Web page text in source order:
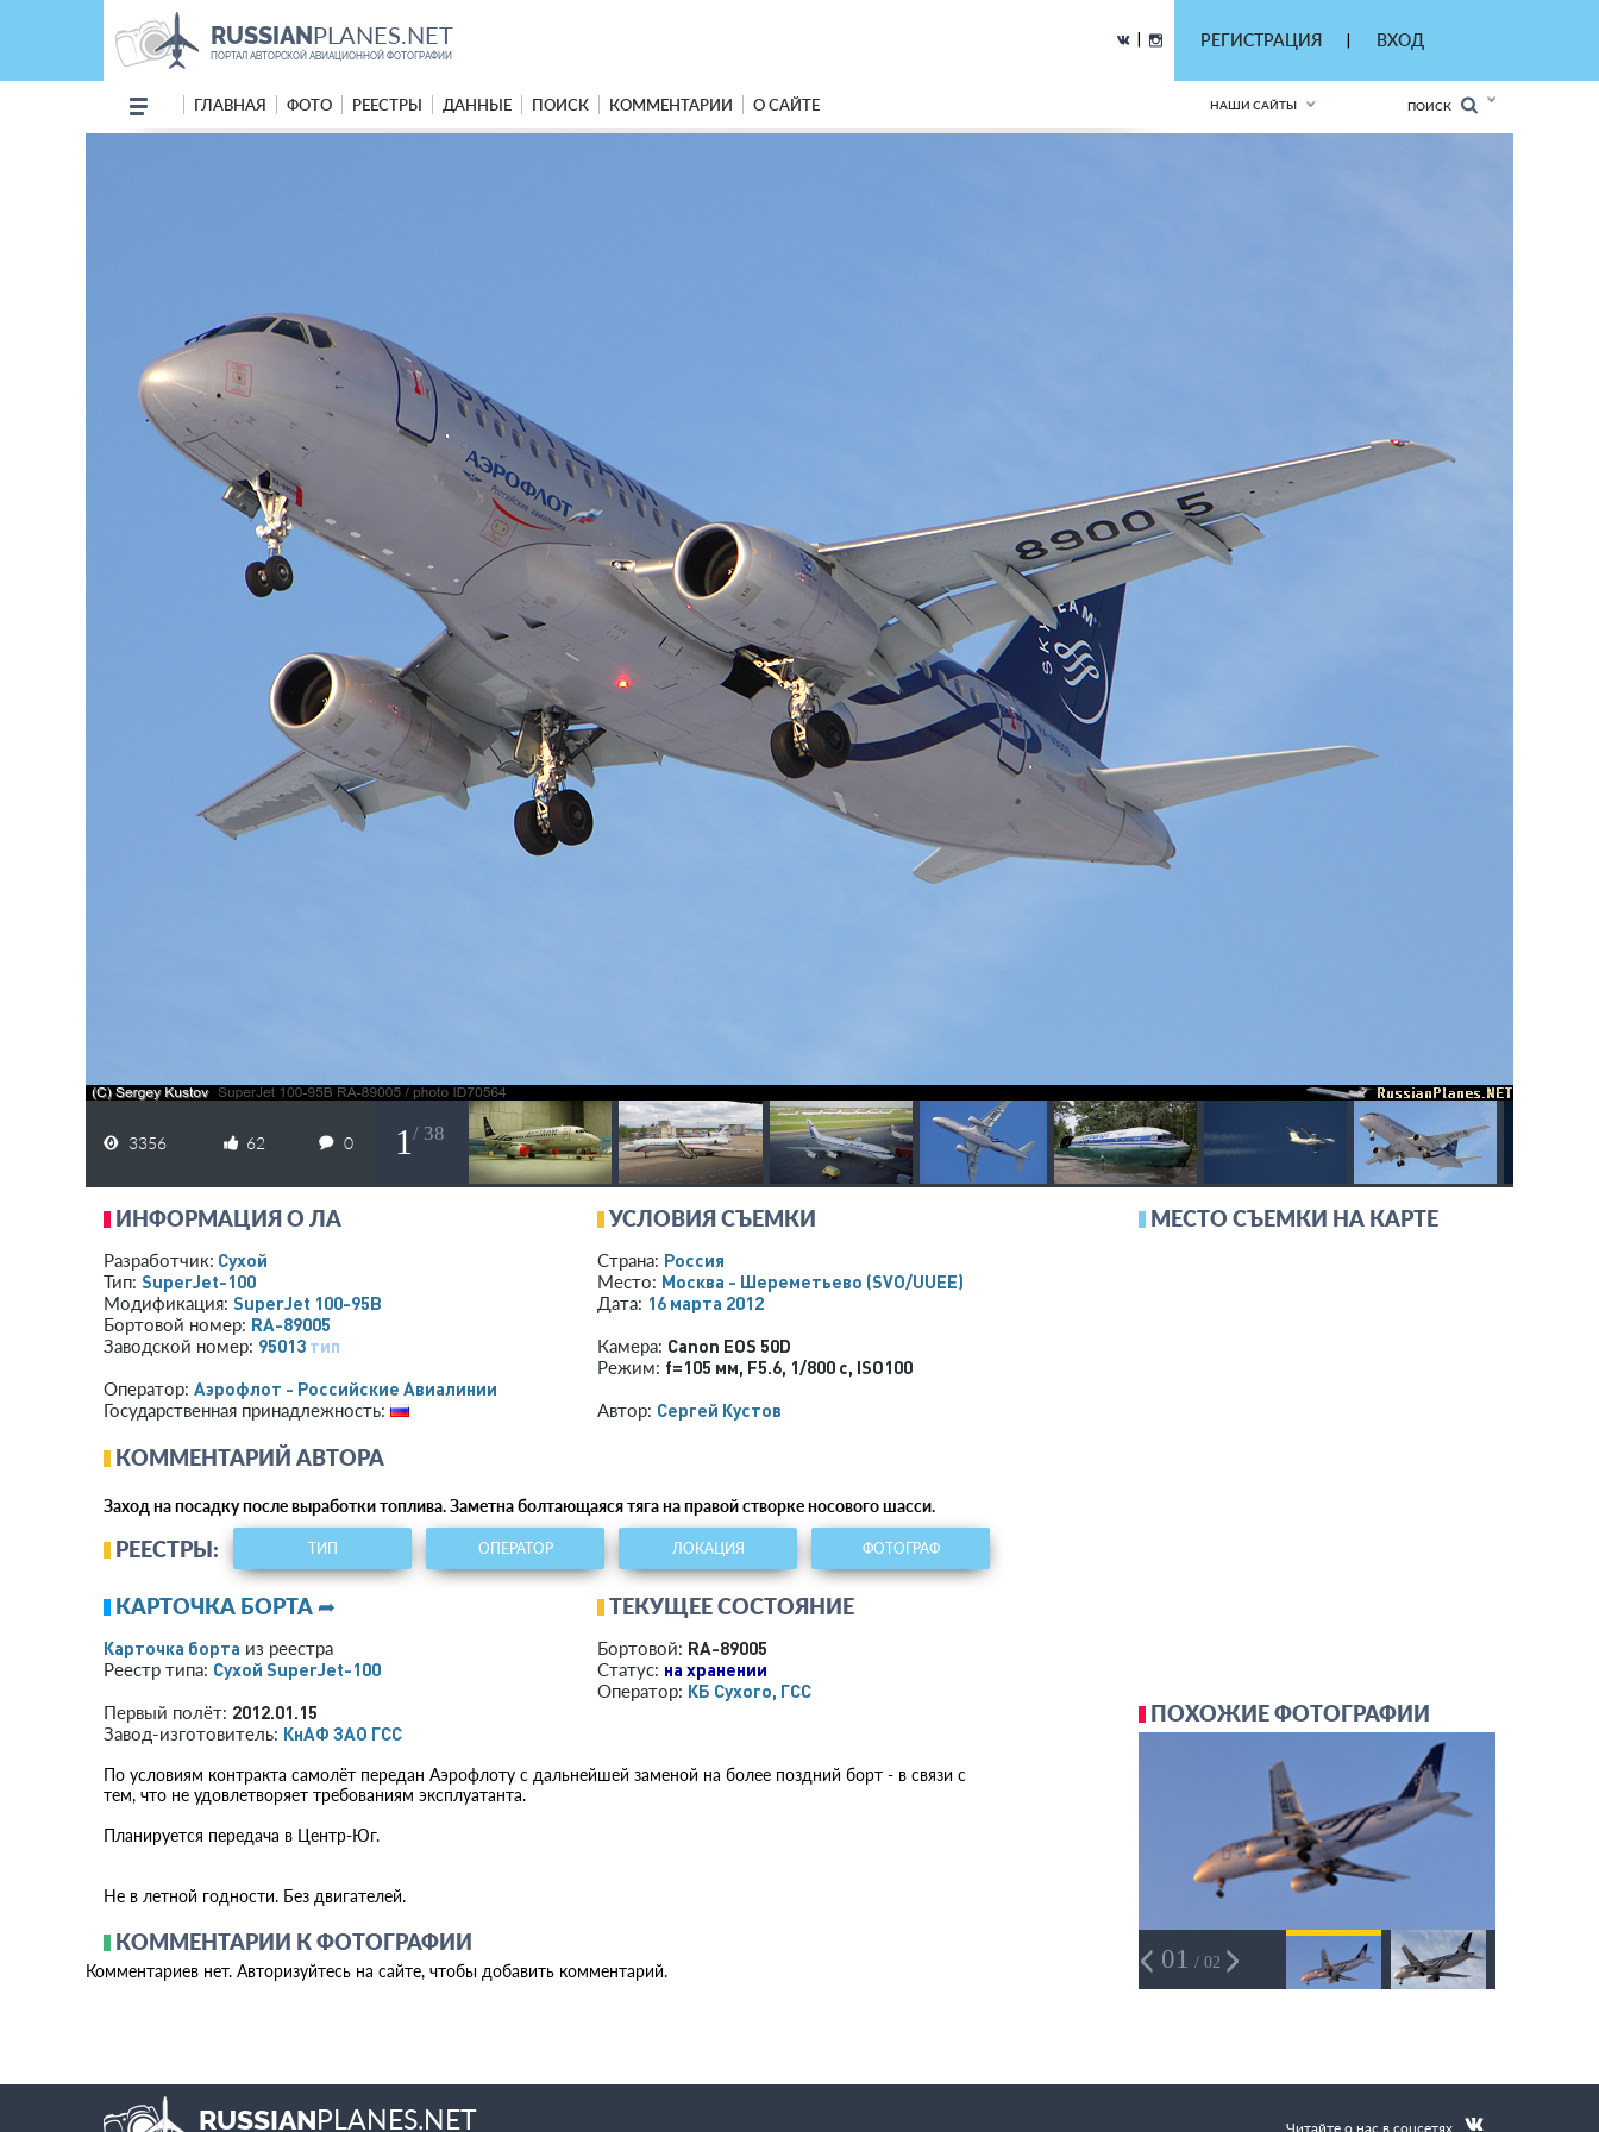
RUSSIANPLANES.NET
ПОРТАЛ АВТОРСКОЙ АВИАЦИОННОЙ ФОТОГРАФИИ
РЕГИСТРАЦИЯ ВХОД
ГЛАВНАЯ ФОТО РЕЕСТРЫ ДАННЫЕ ПОИСК КОММЕНТАРИИ О САЙТЕ НАШИ САЙТЫ ПОИСК
3356 62 0 1 / 38
ИНФОРМАЦИЯ О ЛА
Разработчик: Сухой
Тип: SuperJet-100
Модификация: SuperJet 100-95B
Бортовой номер: RA-89005
Заводской номер: 95013 тип
Оператор: Аэрофлот - Российские Авиалинии
Государственная принадлежность:
УСЛОВИЯ СЪЕМКИ
Страна: Россия
Место: Москва - Шереметьево (SVO/UUEE)
Дата: 16 марта 2012
Камера: Canon EOS 50D
Режим: f=105 мм, F5.6, 1/800 с, ISO100
Автор: Сергей Кустов
КОММЕНТАРИЙ АВТОРА
Заход на посадку после выработки топлива. Заметна болтающаяся тяга на правой створке носового шасси.
РЕЕСТРЫ: ТИП ОПЕРАТОР ЛОКАЦИЯ ФОТОГРАФ
КАРТОЧКА БОРТА ➦
Карточка борта из реестра
Реестр типа: Сухой SuperJet-100
Первый полёт: 2012.01.15
Завод-изготовитель: КнАФ ЗАО ГСС
ТЕКУЩЕЕ СОСТОЯНИЕ
Бортовой: RA-89005
Статус: на хранении
Оператор: КБ Сухого, ГСС
По условиям контракта самолёт передан Аэрофлоту с дальнейшей заменой на более поздний борт - в связи с
тем, что не удовлетворяет требованиям эксплуатанта.
Планируется передача в Центр-Юг.
Не в летной годности. Без двигателей.
КОММЕНТАРИИ К ФОТОГРАФИИ
Комментариев нет. Авторизуйтесь на сайте, чтобы добавить комментарий.
МЕСТО СЪЕМКИ НА КАРТЕ
ПОХОЖИЕ ФОТОГРАФИИ
01 / 02
RUSSIANPLANES.NET Читайте о нас в соцсетях